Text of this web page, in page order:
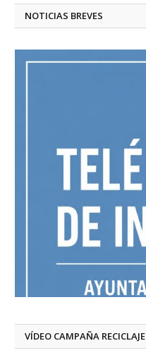
NOTICIAS BREVES
VÍDEO CAMPAÑA RECICLAJE